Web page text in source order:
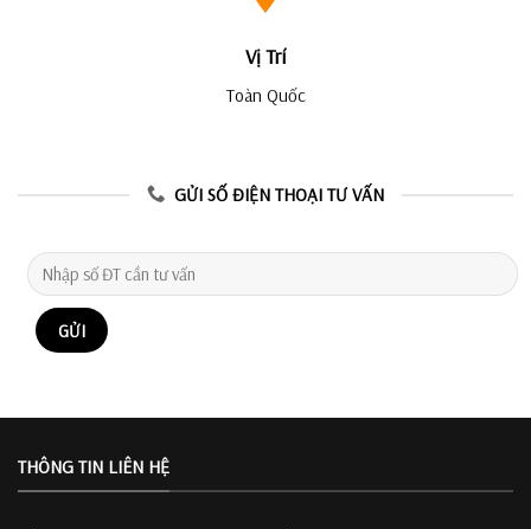
Vị Trí
Toàn Quốc
GỬI SỐ ĐIỆN THOẠI TƯ VẤN
THÔNG TIN LIÊN HỆ